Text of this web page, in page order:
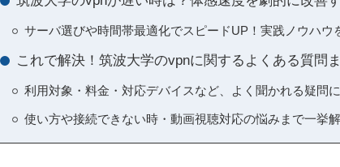
サーバ選びや時間帯最適化でスピードUP！実践ノウハウ
これで解決！筑波大学のvpnに関するよくある質問
利用対象・料金・対応デバイスなど、よく聞かれる疑問
使い方や接続できない時・動画視聴対応の悩みまで一挙